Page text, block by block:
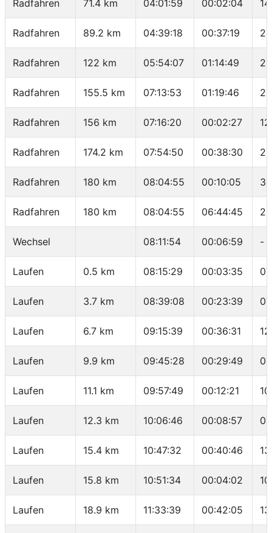
Radfahren 71.4 km 04:01:59 00:02:04
Radfahren 89.2 km 04:39:18 00:37:19
Radfahren 122 km 05:54:07 01:14:49
Radfahren 155.5 km 07:13:53 01:19:46
Radfahren 156 km 07:16:20 00:02:27
Radfahren 174.2 km 07:54:50 00:38:30
Radfahren 180 km 08:04:55 00:10:05
Radfahren 180 km 08:04:55 06:44:45
Wechsel 08:11:54 00:06:59 -
Laufen 0.5 km 08:15:29 00:03:35
Laufen 3.7 km 08:39:08 00:23:39
Laufen 6.7 km 09:15:39 00:36:31
Laufen 9.9 km 09:45:28 00:29:49
Laufen 11.1 km 09:57:49 00:12:21
Laufen 12.3 km 10:06:46 00:08:57
Laufen 15.4 km 10:47:32 00:40:46
Laufen 15.8 km 10:51:34 00:04:02
Laufen 18.9 km 11:33:39 00:42:05